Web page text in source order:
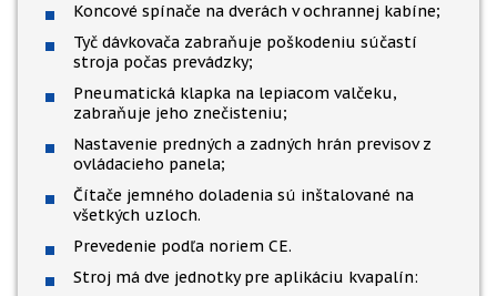
Koncové spínače na dverách v ochrannej kabíne;
Tyč dávkovača zabraňuje poškodeniu súčastí
stroja počas prevádzky;
Pneumatická klapka na lepiacom valčeku,
zabraňuje jeho znečisteniu;
Nastavenie predných a zadných hrán previsov z
ovládacieho panela;
Čítače jemného doladenia sú inštalované na
všetkých uzloch.
Prevedenie podľa noriem CE.
Stroj má dve jednotky pre aplikáciu kvapalín: